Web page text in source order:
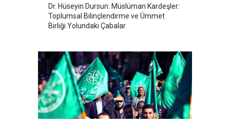
Dr. Hüseyin Dursun: Müslüman Kardeşler:
Toplumsal Bilinçlendirme ve Ümmet
Birliği Yolundaki Çabalar